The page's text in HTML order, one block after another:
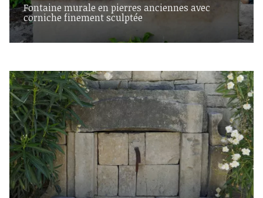
Fontaine murale en pierres anciennes avec
corniche finement sculptée